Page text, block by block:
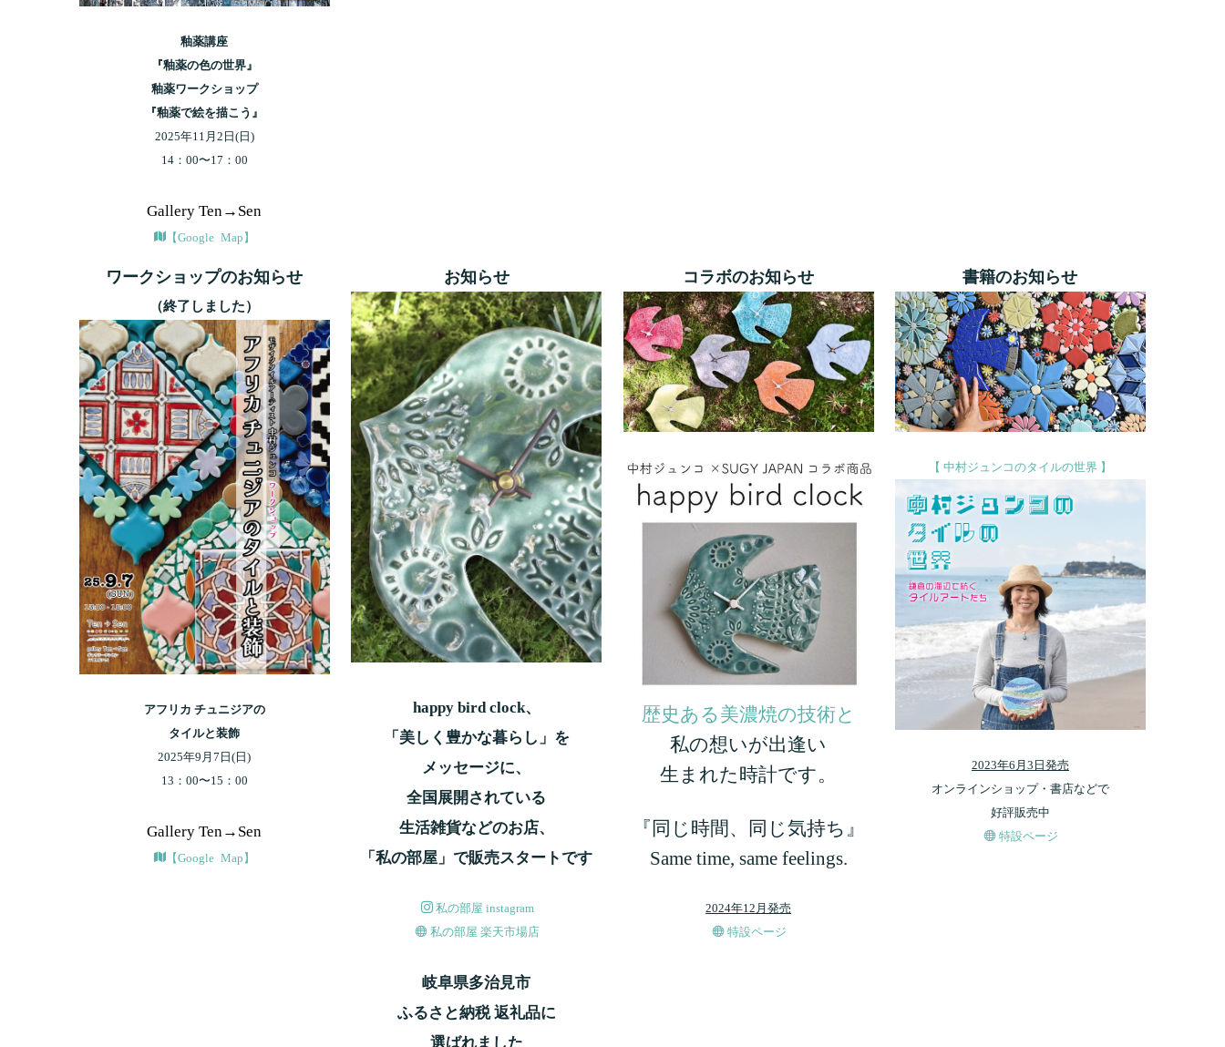
釉薬講座
『釉薬の色の世界』
釉薬ワークショップ
『釉薬で絵を描こう』
2025年11月2日(日)
14：00〜17：00
Gallery Ten→Sen
【Google Map】
ワークショップのお知らせ
（終了しました）
アフリカ チュニジアの
タイルと装飾
2025年9月7日(日)
13：00〜15：00
Gallery Ten→Sen
【Google Map】
お知らせ
happy bird clock、
「美しく豊かな暮らし」を
メッセージに、
全国展開されている
生活雑貨などのお店、
「私の部屋」で販売スタートです
私の部屋 instagram
私の部屋 楽天市場店
岐阜県多治見市
ふるさと納税 返礼品に
選ばれました
コラボのお知らせ
歴史ある美濃焼の技術と
私の想いが出逢い
生まれた時計です。
『同じ時間、同じ気持ち』
Same time, same feelings.
2024年12月発売
特設ページ
書籍のお知らせ
【 中村ジュンコのタイルの世界 】
2023年6月3日発売
オンラインショップ・書店などで
好評販売中
特設ページ